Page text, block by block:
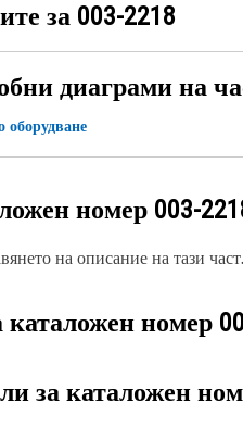
за 003-2218
диаграми на
оборудване
номер 003-
на описание на тази част.
номер
за каталожен